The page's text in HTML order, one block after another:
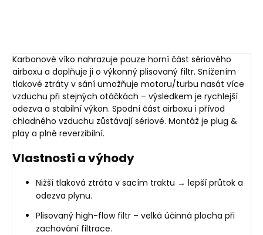
Karbonové víko nahrazuje pouze horní část sériového
airboxu a doplňuje ji o výkonný plisovaný filtr. Snížením
tlakové ztráty v sání umožňuje motoru/turbu nasát více
vzduchu při stejných otáčkách – výsledkem je rychlejší
odezva a stabilní výkon. Spodní část airboxu i přívod
chladného vzduchu zůstávají sériové. Montáž je plug &
play a plně reverzibilní.
Vlastnosti a výhody
Nižší tlaková ztráta v sacím traktu → lepší průtok a
odezva plynu.
Plisovaný high-flow filtr – velká účinná plocha při
zachování filtrace.